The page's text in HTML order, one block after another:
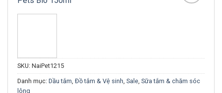
SKU: NaiPet1215
Danh mục: Dầu tắm, Đồ tắm & Vệ sinh, Sale, Sữa tắm & chăm sóc
lông